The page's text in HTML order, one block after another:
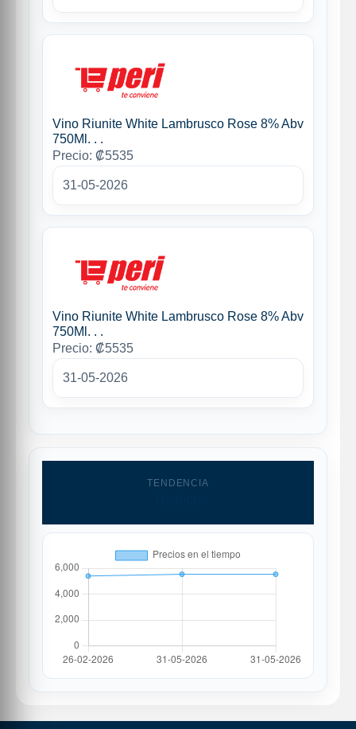
Vino Riunite White Lambrusco Rose 8% Abv
750Ml. . .
Precio: ₡5535
31-05-2026
Vino Riunite White Lambrusco Rose 8% Abv
750Ml. . .
Precio: ₡5535
31-05-2026
TENDENCIA